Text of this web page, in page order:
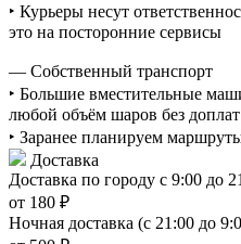
‣ Курьеры несут
это на посторонние сервисы
— Собственный транспорт
‣ Большие вместительные
любой объём шаров без доплат
‣ Заранее планируем
Доставка
Доставка по городу с 9:00 до
от 180 ₽
Ночная доставка (с 21:00 до